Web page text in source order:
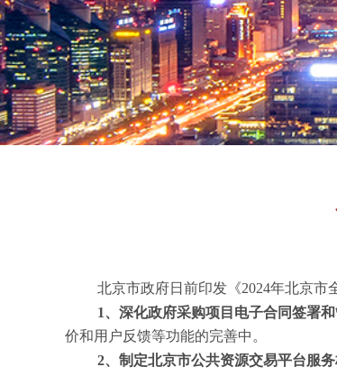
北京市政府日前印发《2024年北京市
1、深化政府采购项目电子合同签署和
价和用户反馈等功能的完善中。
2、制定北京市公共资源交易平台服务